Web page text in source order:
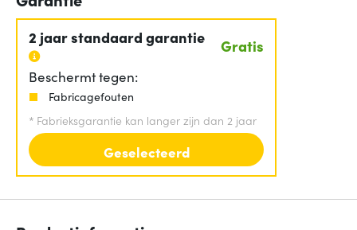
2 jaar standaard garantie Gratis
Beschermt tegen:
Fabricagefouten
* Fabrieksgarantie kan langer zijn dan 2 jaar
Geselecteerd